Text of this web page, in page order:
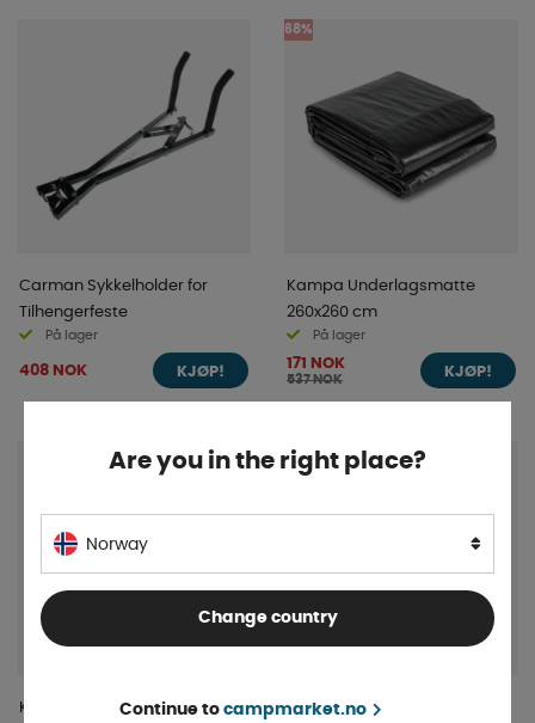
Carman Sykkelholder for
Tilhengerfeste
På lager
408 NOK KJØP!
68%
Kampa Underlagsmatte
260x260 cm
På lager
171 NOK
537 NOK
KJØP!
Kampa Universal Kassett
Kampa Oppkjøringskiler 2-
Are you in the right place?
Norway
Change country
Continue to campmarket.no